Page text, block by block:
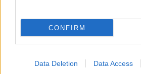
CONFIRM
Data Deletion Data Access
Όμως, η πώληση
και η δημιουργία εσόδων,
πιέσεων που ασκούνται